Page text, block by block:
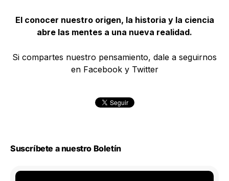
El conocer nuestro origen, la historia y la ciencia
abre las mentes a una nueva realidad.
Si compartes nuestro pensamiento, dale a seguirnos
en Facebook y Twitter
Suscríbete a nuestro Boletín